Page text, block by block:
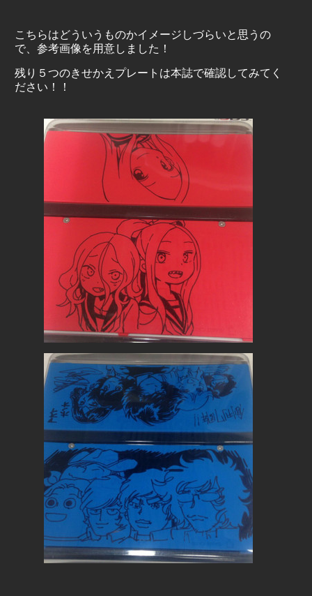
こちらはどういうものかイメージしづらいと思うの
で、参考画像を用意しました！
残り５つのきせかえプレートは本誌で確認してみてく
ださい！！